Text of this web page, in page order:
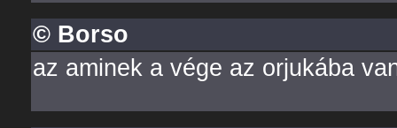
© Borso
az aminek a vége az orjukába